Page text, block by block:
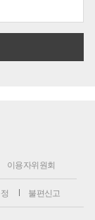
이용자위원회
불편신고